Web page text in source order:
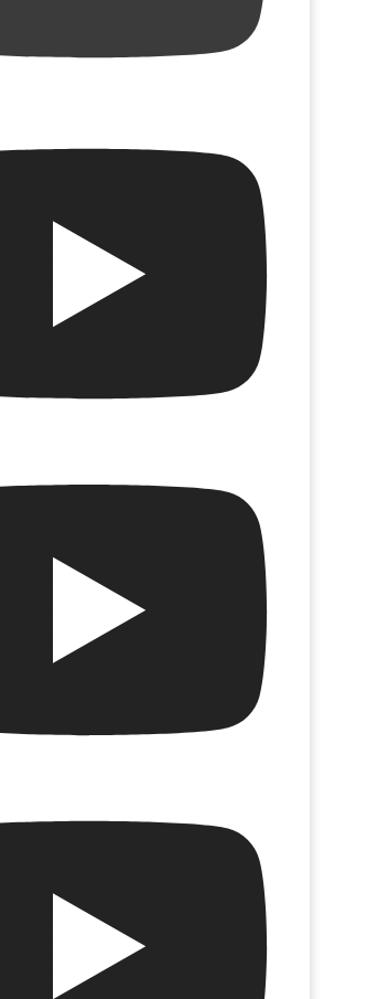
“Derivas
de Selva
guachas”